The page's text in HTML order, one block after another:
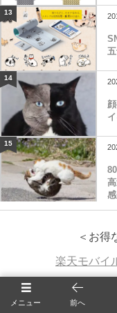
13
14
15
＜お得
楽天モバイ
カテゴリー
メニュー 前へ